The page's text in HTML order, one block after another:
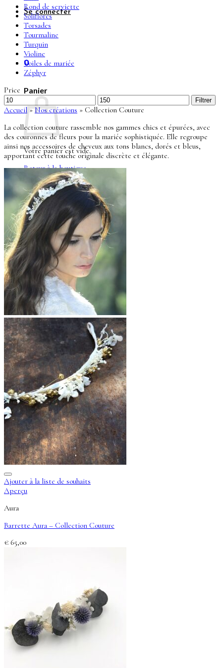
Se connecter
0
Panier
Votre panier est vide.
Retour à la boutique
Rond de serviette
Soliflores
Torsades
Tourmaline
Turquin
Violine
Voiles de mariée
Zéphyr
Price
Prix
min
Prix
max
Filtrer
Accueil »Nos créations » Collection Couture
La collection couture rassemble nos gammes chics et épurées, avec
des couronnes de fleurs pour la mariée sophistiquée. Elle regroupe
ainsi nos accessoires de cheveux aux tons blancs, dorés et bleus,
apportant cette touche originale discrète et élégante.
Ajouter à la liste de souhaits
Aperçu
Aura
Barrette Aura – Collection Couture
€ 65,00